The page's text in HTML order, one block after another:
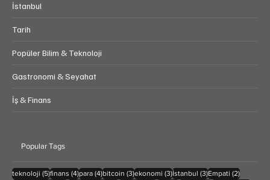
İstanbul
Tarih
Popüler Bilim & Teknoloji
Gastronomi & Seyahat
İş & Finans
Popular Tags
teknoloji (5)5 yazı
finans (4)4 yazı
para (4)4 yazı
bitcoin (3)3 yazı
ekonomi (3)3 yazı
İstanbul (3)3 yazı
Empati (2)2 yazı